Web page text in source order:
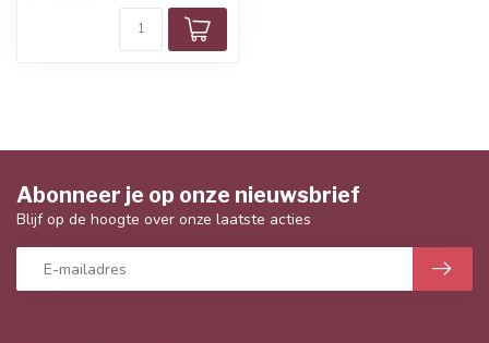
Abonneer je op onze nieuwsbrief
Blijf op de hoogte over onze laatste acties